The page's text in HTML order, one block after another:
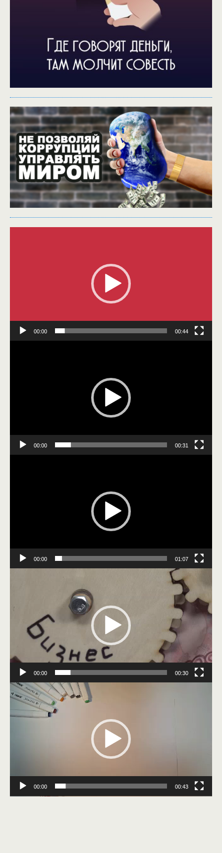
00:00 00:44
00:00 00:31
00:00 01:07
00:00 00:30
Видеоплеер
00:00 00:43